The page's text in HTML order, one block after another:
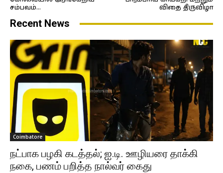
சம்பவம்…
விதை திருவிழா
Recent News
Coimbatore
நட்பாக பழகி கடத்தல்; ஐ.டி. ஊழியரை தாக்கி
நகை, பணம் பறித்த நால்வர் கைது